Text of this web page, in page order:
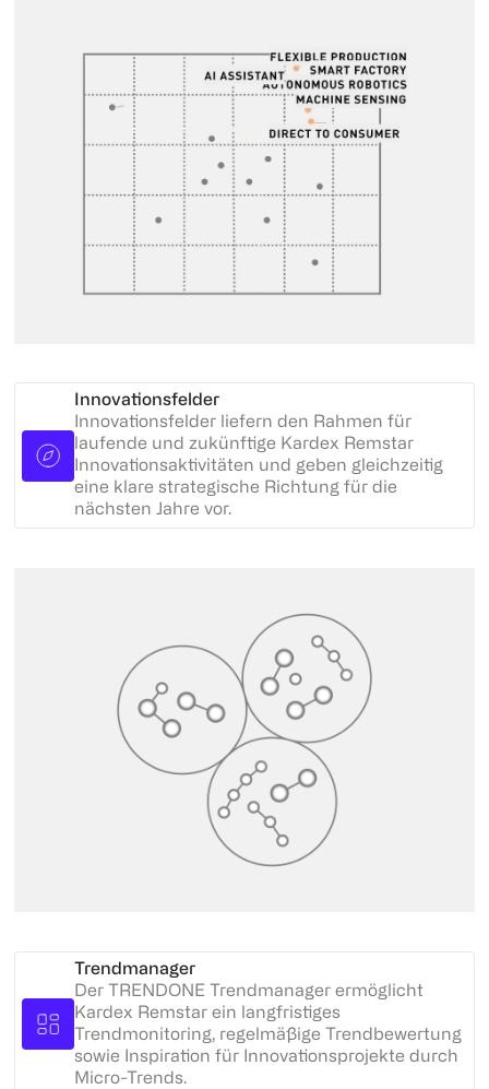
Innovationsfelder
Innovationsfelder liefern den Rahmen für
laufende und zukünftige Kardex Remstar
Innovationsaktivitäten und geben gleichzeitig
eine klare strategische Richtung für die
nächsten Jahre vor.
Trendmanager
Der TRENDONE Trendmanager ermöglicht
Kardex Remstar ein langfristiges
Trendmonitoring, regelmäßige Trendbewertung
sowie Inspiration für Innovationsprojekte durch
Micro-Trends.